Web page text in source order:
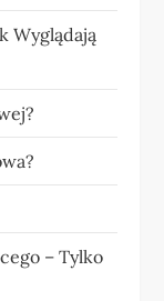
Wyglądają
– Tylko